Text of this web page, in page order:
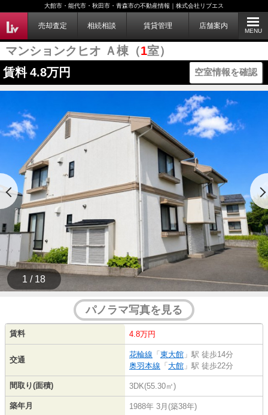
大館市・能代市・秋田市・青森市の不動産情報｜株式会社リブエス
売却査定 相続相談 賃貸管理 店舗案内
MENU
マンションクヒオ Ａ棟（1室）
賃料 4.8万円 空室情報を確認
1 / 18
パノラマ写真を見る
賃料 4.8万円
交通
花輪線 「 東大館 」駅 徒歩14分
奥羽本線 「 大館 」駅 徒歩22分
間取り(面積) 3DK(55.30㎡)
築年月 1988年 3月(築38年)